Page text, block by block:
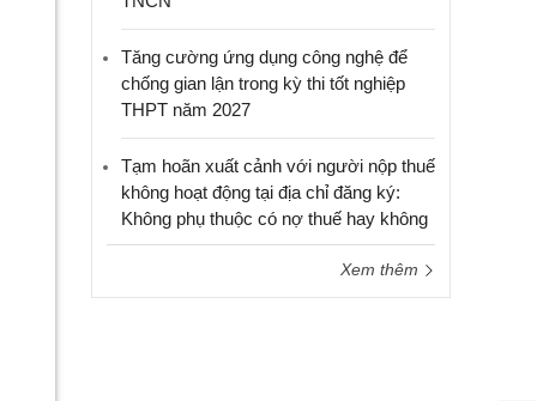
Tăng cường ứng dụng công nghệ để
chống gian lận trong kỳ thi tốt nghiệp
THPT năm 2027
Tạm hoãn xuất cảnh với người nộp thuế
không hoạt động tại địa chỉ đăng ký:
Không phụ thuộc có nợ thuế hay không
Xem thêm